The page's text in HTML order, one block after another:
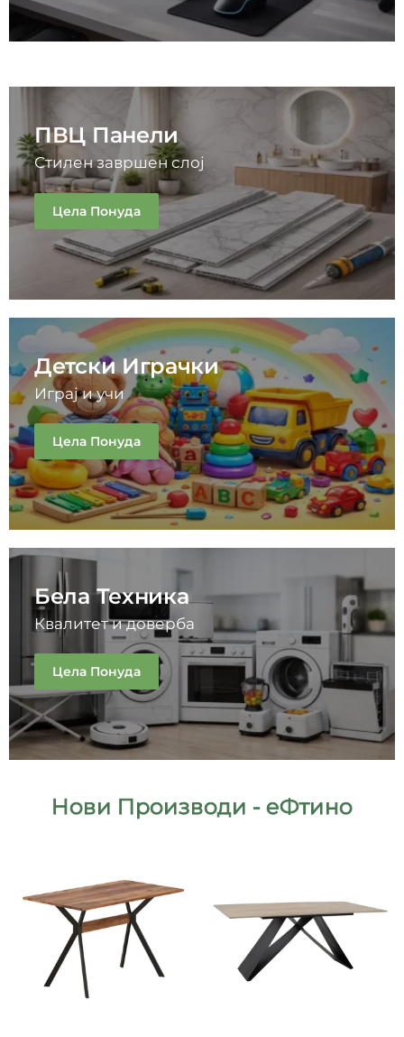
ПВЦ Панели
Стилен завршен слој
Цела Понуда
Детски Играчки
Играј и учи
Цела Понуда
Бела Техника
Квалитет и доверба
Цела Понуда
Нови Производи - еФтино